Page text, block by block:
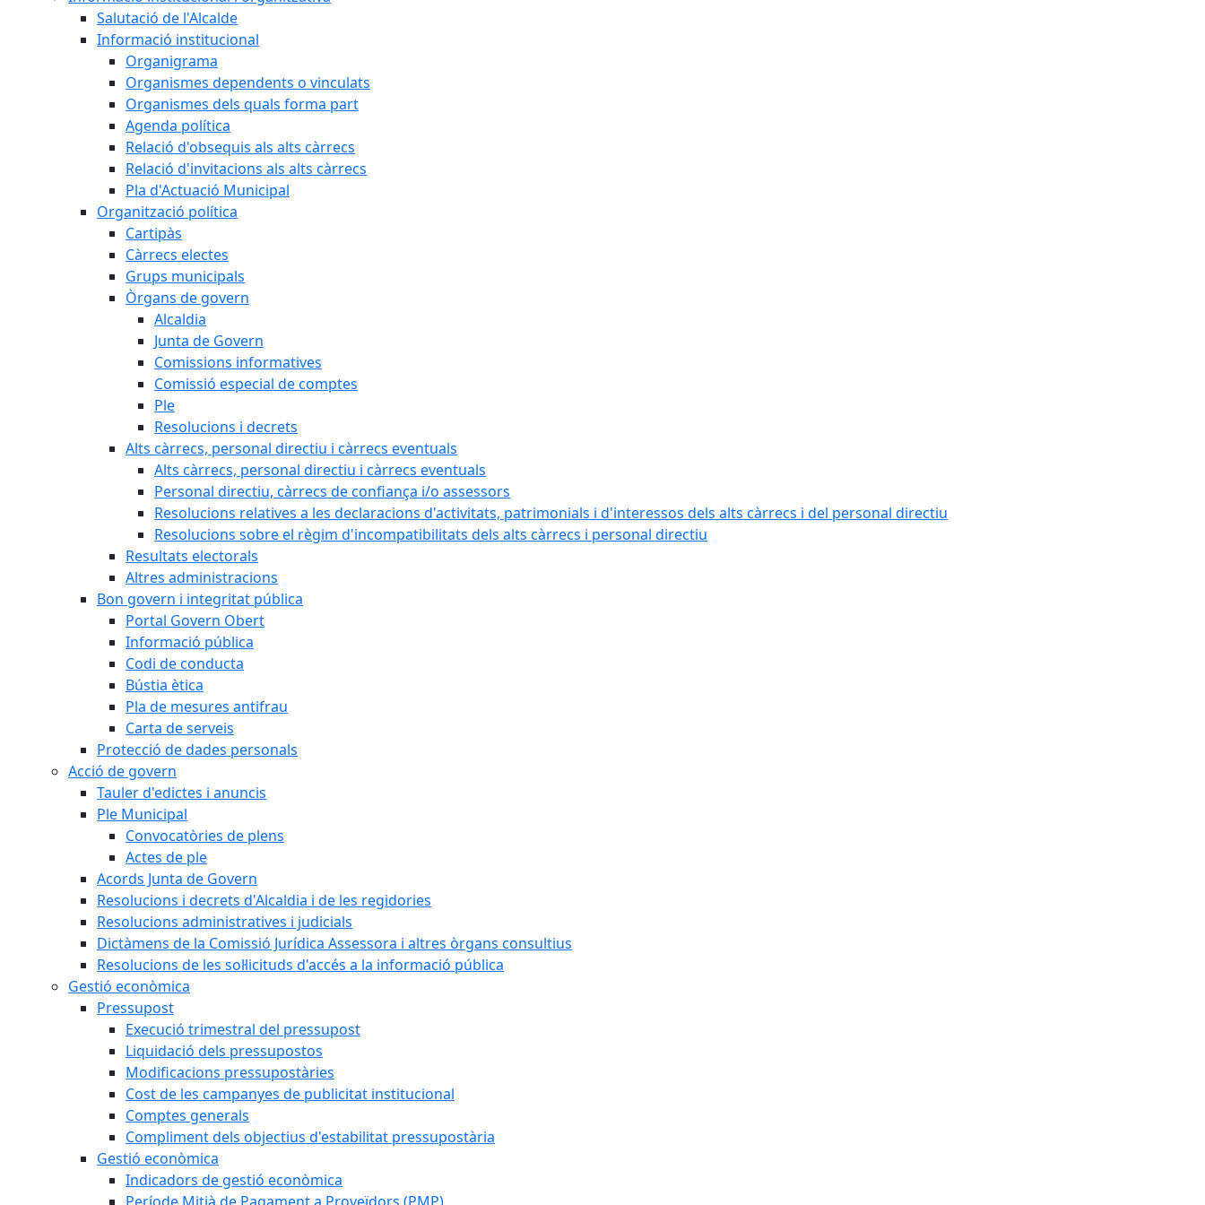
Salutació de l'Alcalde
Informació institucional
Organigrama
Organismes dependents o vinculats
Organismes dels quals forma part
Agenda política
Relació d'obsequis als alts càrrecs
Relació d'invitacions als alts càrrecs
Pla d'Actuació Municipal
Organització política
Cartipàs
Càrrecs electes
Grups municipals
Òrgans de govern
Alcaldia
Junta de Govern
Comissions informatives
Comissió especial de comptes
Ple
Resolucions i decrets
Alts càrrecs, personal directiu i càrrecs eventuals
Alts càrrecs, personal directiu i càrrecs eventuals
Personal directiu, càrrecs de confiança i/o assessors
Resolucions relatives a les declaracions d'activitats, patrimonials i d'interessos dels alts càrrecs i del personal directiu
Resolucions sobre el règim d'incompatibilitats dels alts càrrecs i personal directiu
Resultats electorals
Altres administracions
Bon govern i integritat pública
Portal Govern Obert
Informació pública
Codi de conducta
Bústia ètica
Pla de mesures antifrau
Carta de serveis
Protecció de dades personals
Acció de govern
Tauler d'edictes i anuncis
Ple Municipal
Convocatòries de plens
Actes de ple
Acords Junta de Govern
Resolucions i decrets d'Alcaldia i de les regidories
Resolucions administratives i judicials
Dictàmens de la Comissió Jurídica Assessora i altres òrgans consultius
Resolucions de les sol·licituds d'accés a la informació pública
Gestió econòmica
Pressupost
Execució trimestral del pressupost
Liquidació dels pressupostos
Modificacions pressupostàries
Cost de les campanyes de publicitat institucional
Comptes generals
Compliment dels objectius d'estabilitat pressupostària
Gestió econòmica
Indicadors de gestió econòmica